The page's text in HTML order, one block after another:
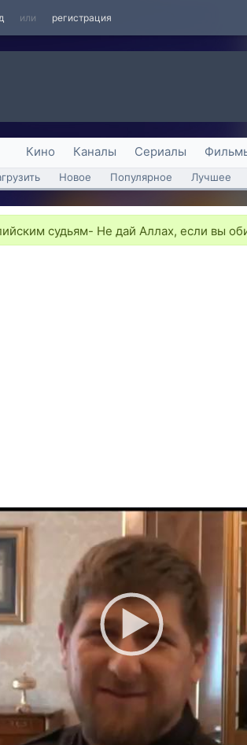
или регистрация
Кино Каналы Сериалы
Новое Популярное Лучшее
судьям- Не дай Аллах, если вы